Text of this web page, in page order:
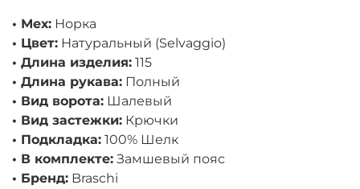
• Мех: Норка
• Цвет: Натуральный (Selvaggio)
• Длина изделия: 115
• Длина рукава: Полный
• Вид ворота: Шалевый
• Вид застежки: Крючки
• Подкладка: 100% Шелк
• В комплекте: Замшевый пояс
• Бренд: Braschi